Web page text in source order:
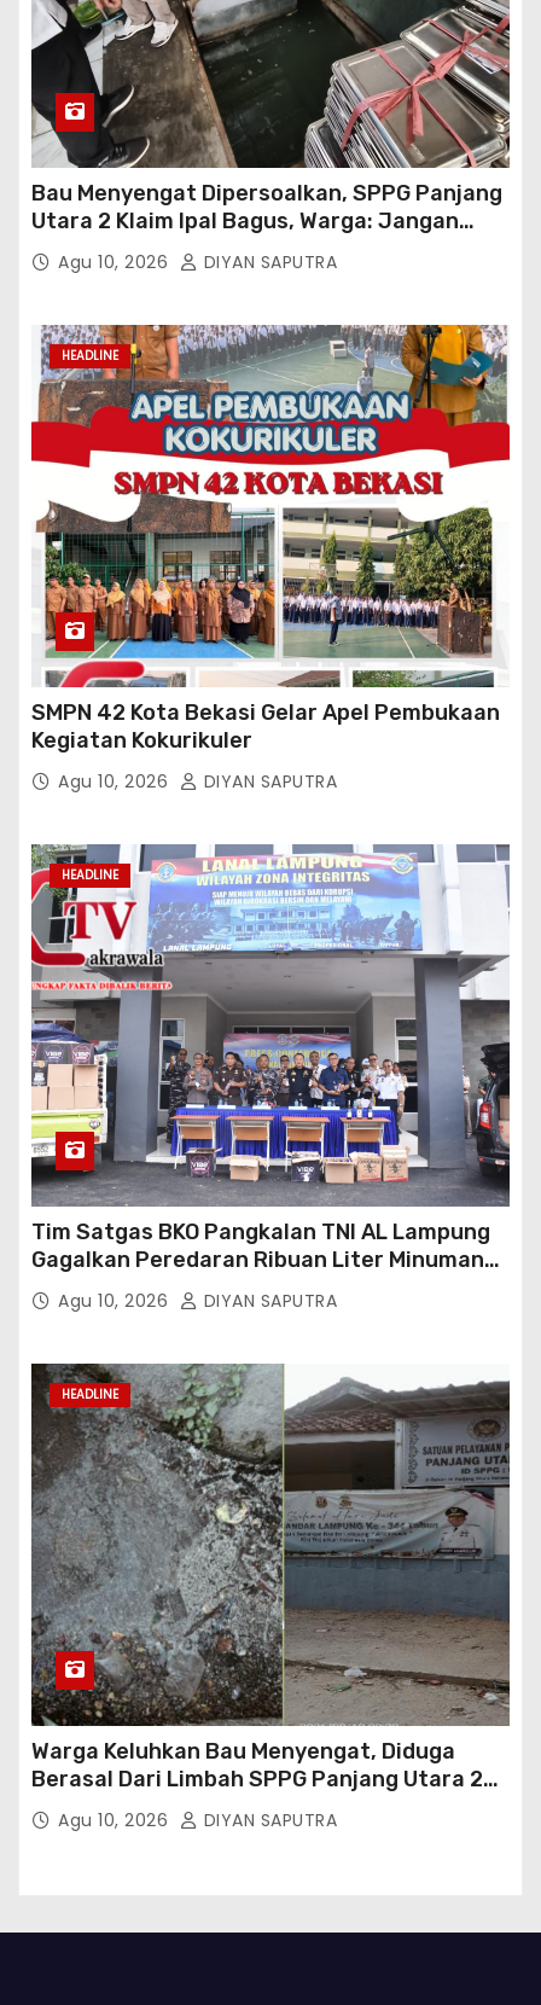
Bau Menyengat Dipersoalkan, SPPG Panjang
Utara 2 Klaim Ipal Bagus, Warga: Jangan
Buang Limbah Ke Drainase Kami
Agu 10, 2026 DIYAN SAPUTRA
HEADLINE
SMPN 42 Kota Bekasi Gelar Apel Pembukaan
Kegiatan Kokurikuler
Agu 10, 2026 DIYAN SAPUTRA
HEADLINE
Tim Satgas BKO Pangkalan TNI AL Lampung
Gagalkan Peredaran Ribuan Liter Minuman
Keras Ilegal Di Pelabuhan Bakauheni
Agu 10, 2026 DIYAN SAPUTRA
HEADLINE
Warga Keluhkan Bau Menyengat, Diduga
Berasal Dari Limbah SPPG Panjang Utara 2
Bandar Lampung
Agu 10, 2026 DIYAN SAPUTRA